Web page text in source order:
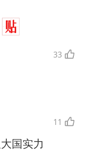
33
11
国实力